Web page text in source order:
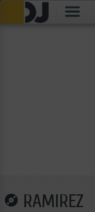
RAMIREZ